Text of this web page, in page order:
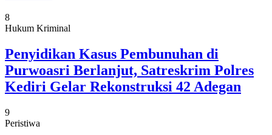
8
Hukum Kriminal
Penyidikan Kasus Pembunuhan di
Purwoasri Berlanjut, Satreskrim Polres
Kediri Gelar Rekonstruksi 42 Adegan
9
Peristiwa